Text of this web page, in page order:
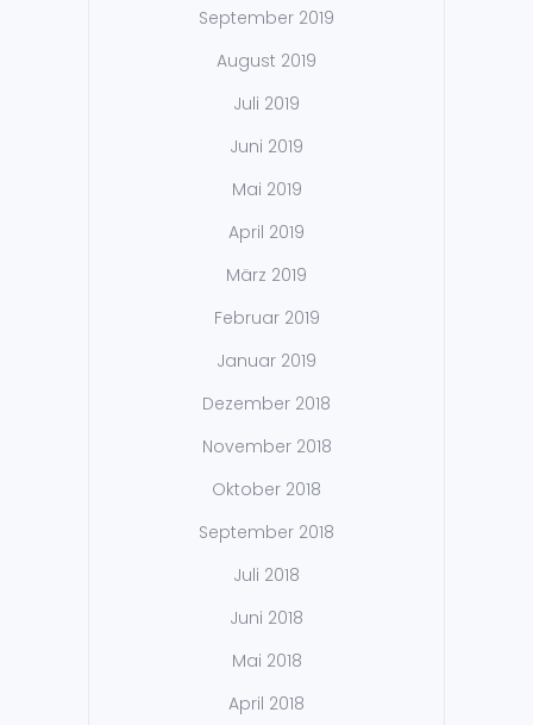
September 2019
August 2019
Juli 2019
Juni 2019
Mai 2019
April 2019
März 2019
Februar 2019
Januar 2019
Dezember 2018
November 2018
Oktober 2018
September 2018
Juli 2018
Juni 2018
Mai 2018
April 2018